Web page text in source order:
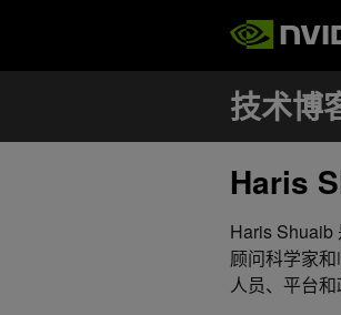
Haris
Haris Shuaib
顾问科学家
人员、平台和